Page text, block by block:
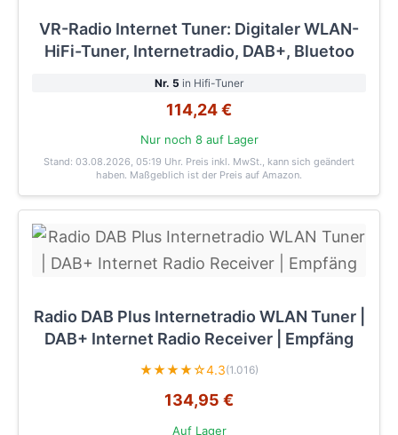
VR-Radio Internet Tuner: Digitaler WLAN-
HiFi-Tuner, Internetradio, DAB+, Bluetoo
Nr. 5 in Hifi-Tuner
114,24 €
Nur noch 8 auf Lager
Stand: 03.08.2026, 05:19 Uhr. Preis inkl. MwSt., kann sich geändert
haben. Maßgeblich ist der Preis auf Amazon.
Radio DAB Plus Internetradio WLAN Tuner |
DAB+ Internet Radio Receiver | Empfäng
★★★★☆4.3(1.016)
134,95 €
Auf Lager